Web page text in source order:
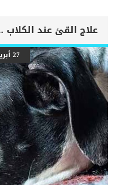
توجد سلالة أو جنس أو عمر للكلب
القهري\ يعتقد البعض ان
الكلب في النمو. اقرا ايضا: كيف
الاعراض والعلامات المرتبطة
الذاتفقدان الشعر وتقرح
المفرطةتكرار الافعال بشكل
طبيعية لتهدئة الكلاب.. تعرف
السلوكيات
27 أبريل 2020